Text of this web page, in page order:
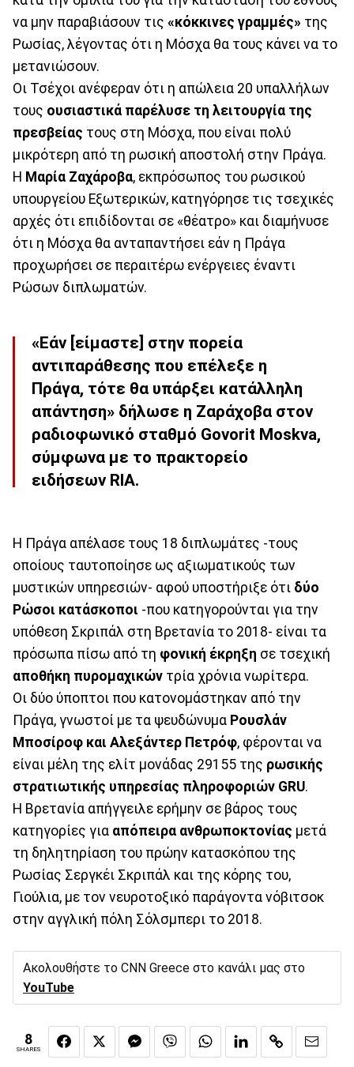
να μην παραβιάσουν τις «κόκκινες γραμμές» της
Ρωσίας, λέγοντας ότι η Μόσχα θα τους κάνει να το
μετανιώσουν.
Οι Τσέχοι ανέφεραν ότι η απώλεια 20 υπαλλήλων
τους ουσιαστικά παρέλυσε τη λειτουργία της
πρεσβείας τους στη Μόσχα, που είναι πολύ
μικρότερη από τη ρωσική αποστολή στην Πράγα.
Η Μαρία Ζαχάροβα, εκπρόσωπος του ρωσικού
υπουργείου Εξωτερικών, κατηγόρησε τις τσεχικές
αρχές ότι επιδίδονται σε «θέατρο» και διαμήνυσε
ότι η Μόσχα θα ανταπαντήσει εάν η Πράγα
προχωρήσει σε περαιτέρω ενέργειες έναντι
Ρώσων διπλωματών.
«Εάν [είμαστε] στην πορεία
αντιπαράθεσης που επέλεξε η
Πράγα, τότε θα υπάρξει κατάλληλη
απάντηση» δήλωσε η Ζαράχοβα στον
ραδιοφωνικό σταθμό Govorit Moskva,
σύμφωνα με το πρακτορείο
ειδήσεων RIA.
Η Πράγα απέλασε τους 18 διπλωμάτες -τους
οποίους ταυτοποίησε ως αξιωματικούς των
μυστικών υπηρεσιών- αφού υποστήριξε ότι δύο
Ρώσοι κατάσκοποι -που κατηγορούνται για την
υπόθεση Σκριπάλ στη Βρετανία το 2018- είναι τα
πρόσωπα πίσω από τη φονική έκρηξη σε τσεχική
αποθήκη πυρομαχικών τρία χρόνια νωρίτερα.
Οι δύο ύποπτοι που κατονομάστηκαν από την
Πράγα, γνωστοί με τα ψευδώνυμα Ρουσλάν
Μποσίροφ και Αλεξάντερ Πετρόφ, φέρονται να
είναι μέλη της ελίτ μονάδας 29155 της ρωσικής
στρατιωτικής υπηρεσίας πληροφοριών GRU.
Η Βρετανία απήγγειλε ερήμην σε βάρος τους
κατηγορίες για απόπειρα ανθρωποκτονίας μετά
τη δηλητηρίαση του πρώην κατασκόπου της
Ρωσίας Σεργκέι Σκριπάλ και της κόρης του,
Γιούλια, με τον νευροτοξικό παράγοντα νόβιτσοκ
στην αγγλική πόλη Σόλσμπερι το 2018.
Ακολουθήστε το CNN Greece στο κανάλι μας στο
YouTube
8
SHARES